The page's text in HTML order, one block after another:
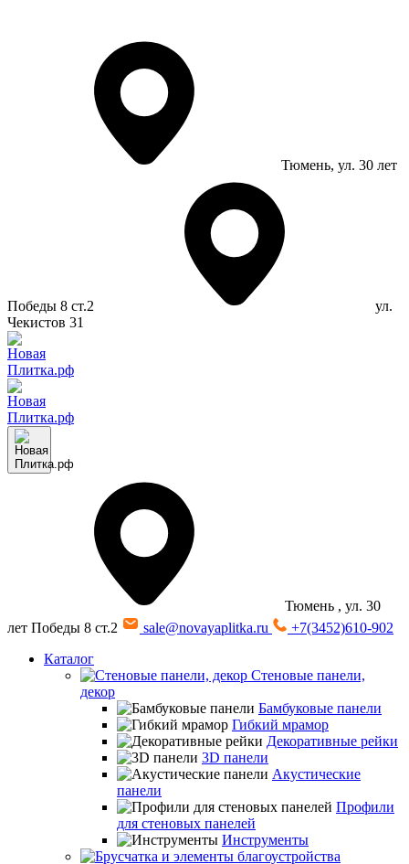
Тюмень, ул. 30 лет
Победы 8 ст.2
ул.
Чекистов 31
Тюмень , ул. 30
лет Победы 8 ст.2
sale@novayaplitka.ru
+7(3452)610-902
Каталог
Стеновые панели,
декор
Бамбуковые панели
Гибкий мрамор
Декоративные рейки
3D панели
Акустические
панели
Профили
для стеновых панелей
Инструменты